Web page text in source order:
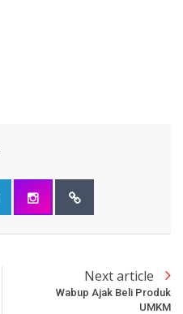
Next article
Wabup Ajak Beli Produk
UMKM